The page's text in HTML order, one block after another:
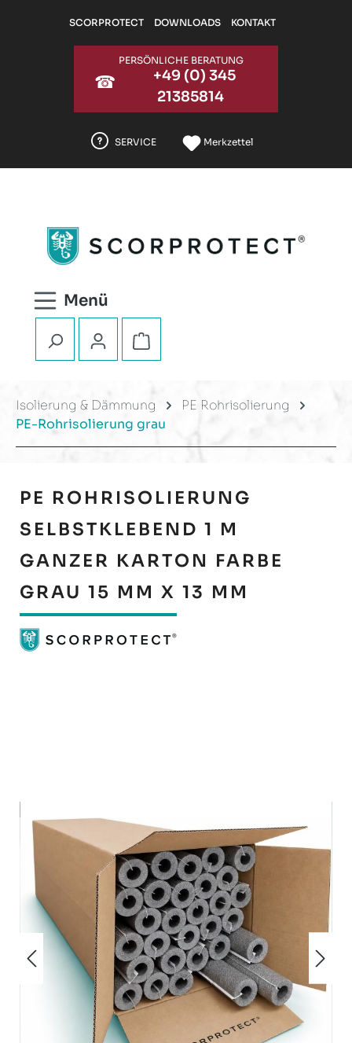
Zum Hauptinhalt springen
SCORPROTECT DOWNLOADS KONTAKT
☎
PERSÖNLICHE BERATUNG
+49 (0) 345
21385814
SERVICE Merkzettel
Warenkorb enthält 0
Isolierung & Dämmung
PE Rohrisolierung
PE-Rohrisolierung grau
PE ROHRISOLIERUNG
SELBSTKLEBEND 1 M
GANZER KARTON FARBE
GRAU 15 MM X 13 MM